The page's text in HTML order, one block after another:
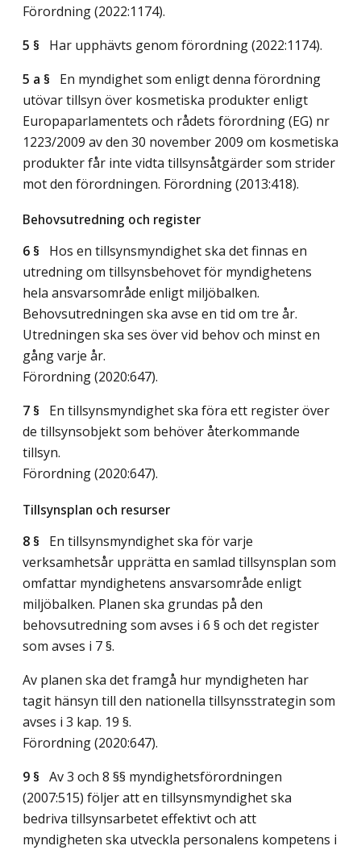
Förordning (2022:1174).
5 § Har upphävts genom förordning (2022:1174).
5 a § En myndighet som enligt denna förordning
utövar tillsyn över kosmetiska produkter enligt
Europaparlamentets och rådets förordning (EG) nr
1223/2009 av den 30 november 2009 om kosmetiska
produkter får inte vidta tillsynsåtgärder som strider
mot den förordningen. Förordning (2013:418).
Behovsutredning och register
6 § Hos en tillsynsmyndighet ska det finnas en
utredning om tillsynsbehovet för myndighetens
hela ansvarsområde enligt miljöbalken.
Behovsutredningen ska avse en tid om tre år.
Utredningen ska ses över vid behov och minst en
gång varje år.
Förordning (2020:647).
7 § En tillsynsmyndighet ska föra ett register över
de tillsynsobjekt som behöver återkommande
tillsyn.
Förordning (2020:647).
Tillsynsplan och resurser
8 § En tillsynsmyndighet ska för varje
verksamhetsår upprätta en samlad tillsynsplan som
omfattar myndighetens ansvarsområde enligt
miljöbalken. Planen ska grundas på den
behovsutredning som avses i 6 § och det register
som avses i 7 §.
Av planen ska det framgå hur myndigheten har
tagit hänsyn till den nationella tillsynsstrategin som
avses i 3 kap. 19 §.
Förordning (2020:647).
9 § Av 3 och 8 §§ myndighetsförordningen
(2007:515) följer att en tillsynsmyndighet ska
bedriva tillsynsarbetet effektivt och att
myndigheten ska utveckla personalens kompetens i